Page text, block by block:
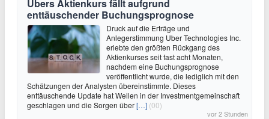
Ubers Aktienkurs fällt aufgrund
enttäuschender Buchungsprognose
Druck auf die Erträge und
Anlegerstimmung Uber Technologies Inc.
erlebte den größten Rückgang des
Aktienkurses seit fast acht Monaten,
nachdem eine Buchungsprognose
veröffentlicht wurde, die lediglich mit den
Schätzungen der Analysten übereinstimmte. Dieses
enttäuschende Update hat Wellen in der Investmentgemeinschaft
geschlagen und die Sorgen über[…] (00)
vor 2 Stunden